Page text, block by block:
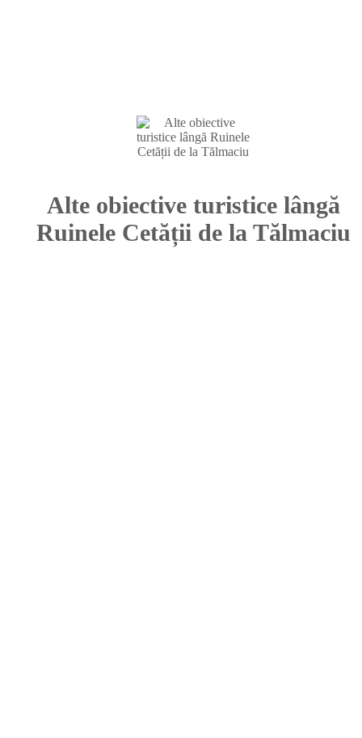
Alte obiective turistice lângă
Ruinele Cetății de la Tălmaciu